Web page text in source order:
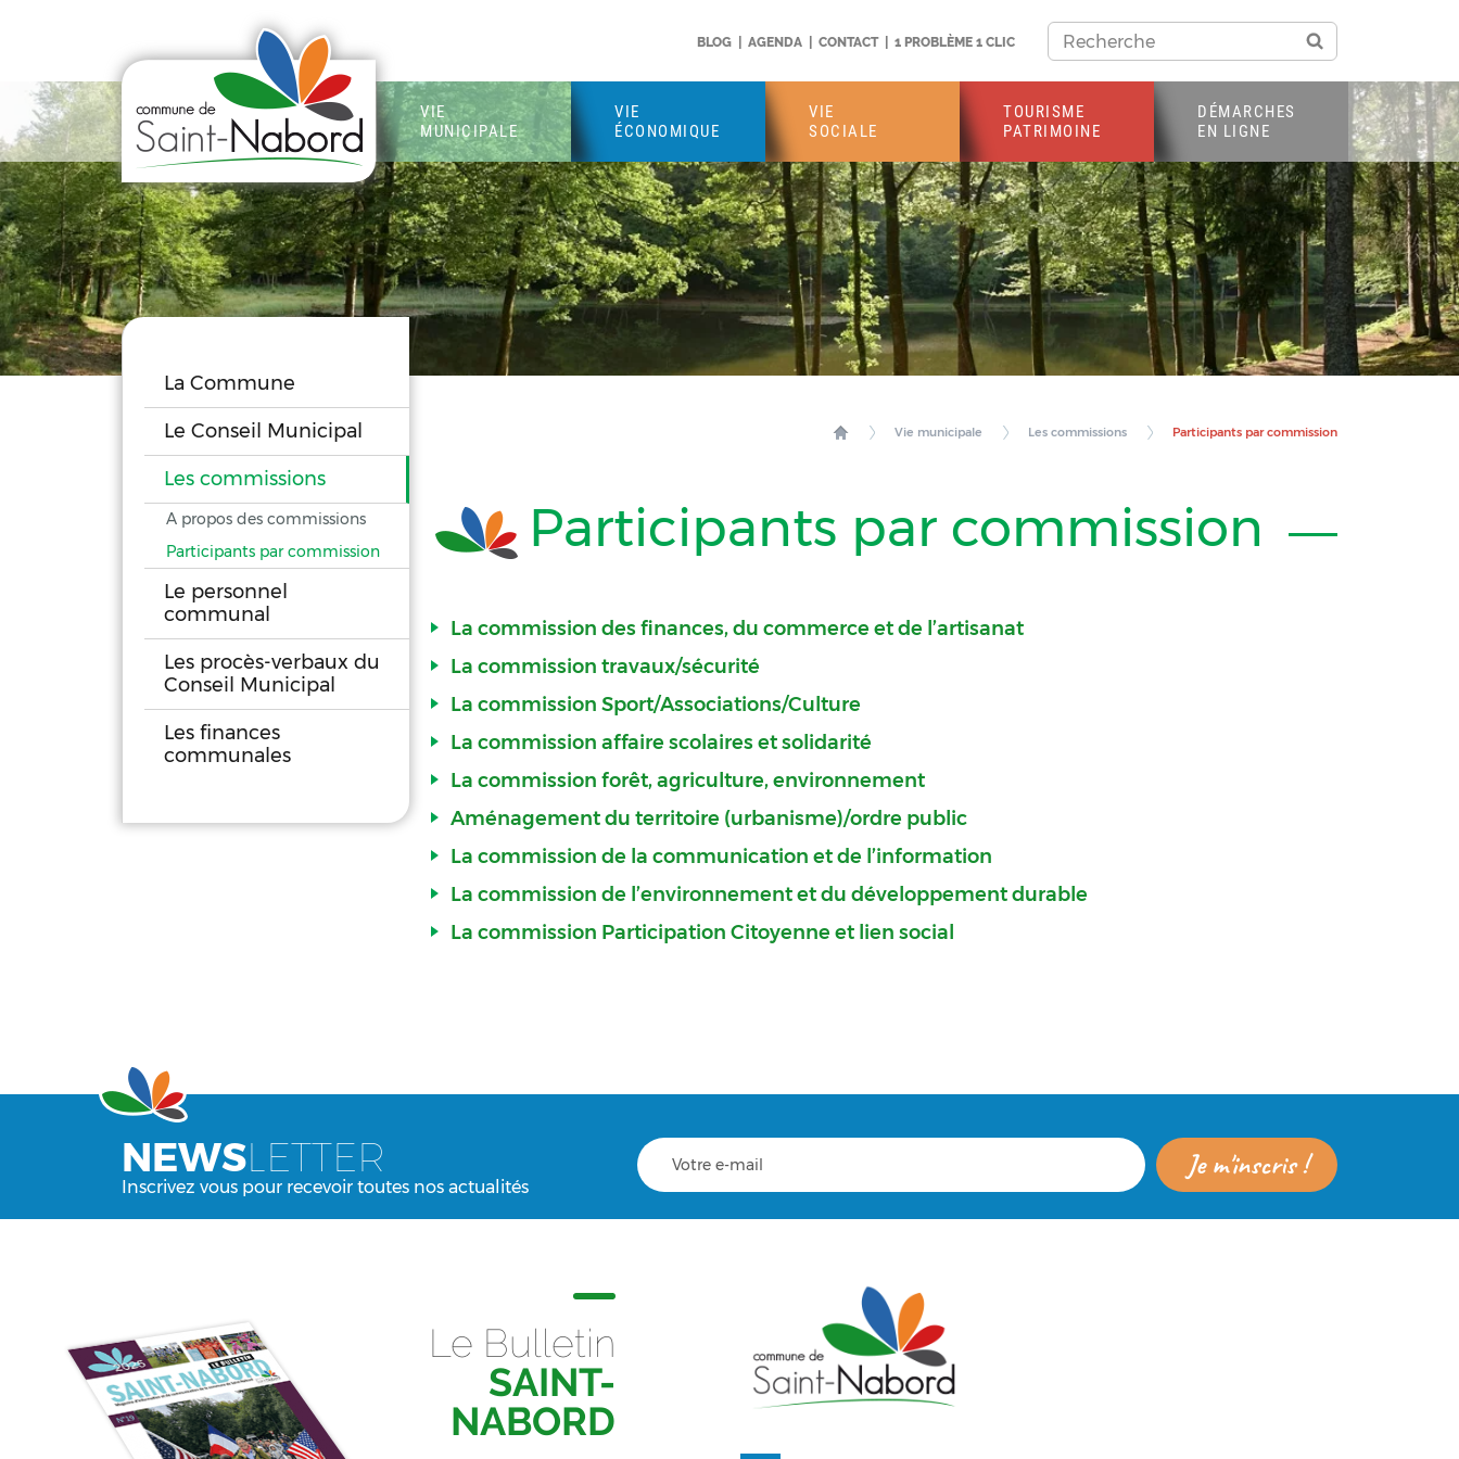
BLOG AGENDA CONTACT 1 PROBLÈME 1 CLIC
VIE
MUNICIPALE
VIE
ÉCONOMIQUE
VIE
SOCIALE
TOURISME
PATRIMOINE
DÉMARCHES
EN LIGNE
Vie municipale Les commissions Participants par commission
La Commune
Le Conseil Municipal
Les commissions
A propos des commissions
Participants par commission
Le personnel
communal
Les procès-verbaux du
Conseil Municipal
Les finances
communales
Participants par commission
La commission des finances, du commerce et de l’artisanat
La commission travaux/sécurité
La commission Sport/Associations/Culture
La commission affaire scolaires et solidarité
La commission forêt, agriculture, environnement
Aménagement du territoire (urbanisme)/ordre public
La commission de la communication et de l’information
La commission de l’environnement et du développement durable
La commission Participation Citoyenne et lien social
NEWSLETTER
Inscrivez vous pour recevoir toutes nos actualités
Le Bulletin
SAINT-
NABORD